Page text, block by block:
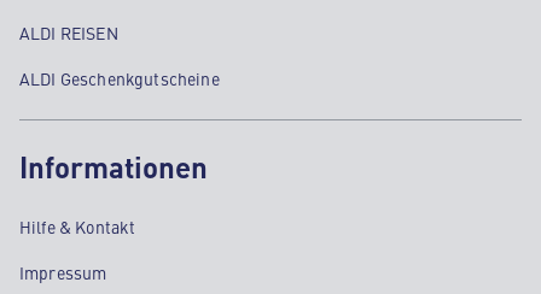
ALDI REISEN
ALDI Geschenkgutscheine
Informationen
Hilfe & Kontakt
Impressum